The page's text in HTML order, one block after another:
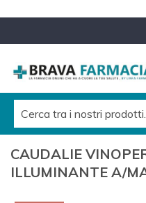
CAUDALIE
ILLUMINANTE A/